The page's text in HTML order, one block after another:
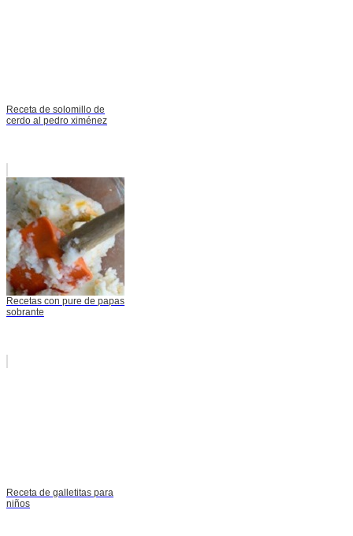
Receta de solomillo de
cerdo al pedro ximénez
Recetas con pure de papas
sobrante
Receta de galletitas para
niños